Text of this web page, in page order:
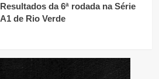
Resultados da 6ª rodada na Série
A1 de Rio Verde